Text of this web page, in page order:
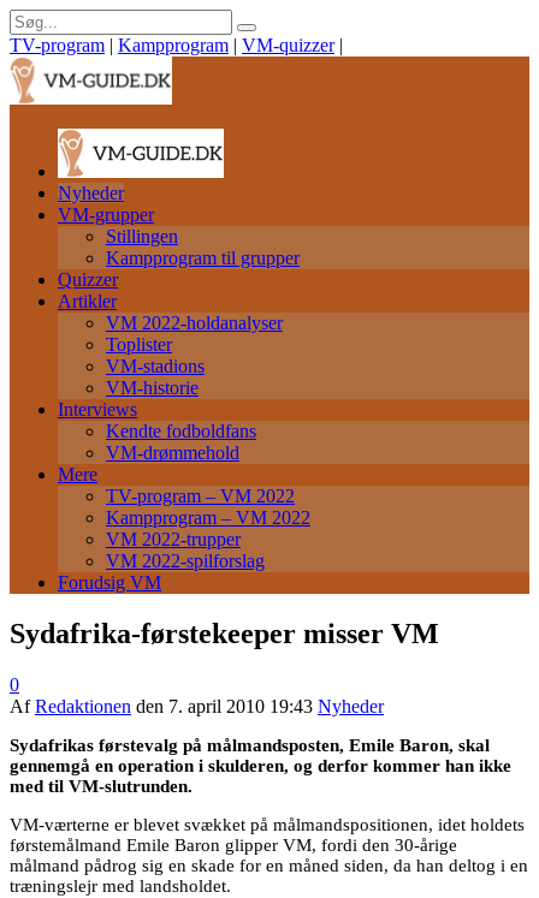
TV-program | Kampprogram | VM-quizzer |
Nyheder
VM-grupper
Stillingen
Kampprogram til grupper
Quizzer
Artikler
VM 2022-holdanalyser
Toplister
VM-stadions
VM-historie
Interviews
Kendte fodboldfans
VM-drømmehold
Mere
TV-program – VM 2022
Kampprogram – VM 2022
VM 2022-trupper
VM 2022-spilforslag
Forudsig VM
Sydafrika-førstekeeper misser VM
0
AfRedaktionen den 7. april 2010 19:43 Nyheder
Sydafrikas førstevalg på målmandsposten, Emile Baron, skal
gennemgå en operation i skulderen, og derfor kommer han ikke
med til VM-slutrunden.
VM-værterne er blevet svækket på målmandspositionen, idet holdets
førstemålmand Emile Baron glipper VM, fordi den 30-årige
målmand pådrog sig en skade for en måned siden, da han deltog i en
træningslejr med landsholdet.